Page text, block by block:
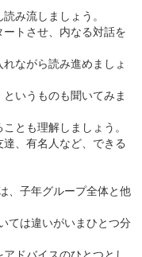
み流しましょう。
トさせ、内なる対話を
ながら読み進めましょ
いうものも聞いてみま
とも理解しましょう。
、有名人など、できる
、子年グループ全体と他
は違いがいまひとつ分
ドバイスのひとつとし